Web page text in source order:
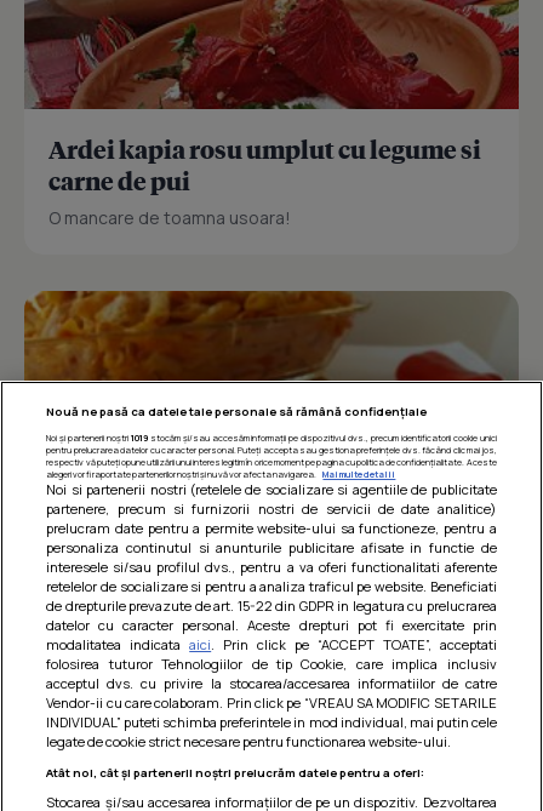
Ardei kapia rosu umplut cu legume si
carne de pui
O mancare de toamna usoara!
Paste integrale cu carne de pui in sos
de rosii
O mancare usoara, satioasa si gustoasa! Retete
dietetice
Nouă ne pasă ca datele tale personale să rămână confidențiale
Noi și partenerii noștri 1019stocăm și/sau accesăm informații pe dispozitivul dvs., precum identificatorii cookie unici
pentru prelucrarea datelor cu caracter personal. Puteți accepta sau gestiona preferințele dvs. făcând clic mai jos,
respectiv vă puteți opune utilizării unui interes legitim în orice moment pe pagina cu politica de confidențialitate. Aceste
alegeri vor fi raportate partenerilor noștri și nu vă vor afecta navigarea.
Mai multe detalii
Noi si partenerii nostri (retelele de socializare si agentiile de publicitate
partenere, precum si furnizorii nostri de servicii de date analitice)
prelucram date pentru a permite website-ului sa functioneze, pentru a
personaliza continutul si anunturile publicitare afisate in functie de
interesele si/sau profilul dvs., pentru a va oferi functionalitati aferente
retelelor de socializare si pentru a analiza traficul pe website. Beneficiati
de drepturile prevazute de art. 15-22 din GDPR in legatura cu prelucrarea
datelor cu caracter personal. Aceste drepturi pot fi exercitate prin
modalitatea indicataaici . Prin click pe “ACCEPT TOATE”, acceptati
folosirea tuturor Tehnologiilor de tip Cookie, care implica inclusiv
acceptul dvs. cu privire la stocarea/accesarea informatiilor de catre
Vendor-ii cu care colaboram. Prin click pe “VREAU SA MODIFIC SETARILE
INDIVIDUAL” puteti schimba preferintele in mod individual, mai putin cele
legate de cookie strict necesare pentru functionarea website-ului.
Atât noi, cât și partenerii noștri prelucrăm datele pentru a oferi:
Stocarea și/sau accesarea informațiilor de pe un dispozitiv. Dezvoltarea